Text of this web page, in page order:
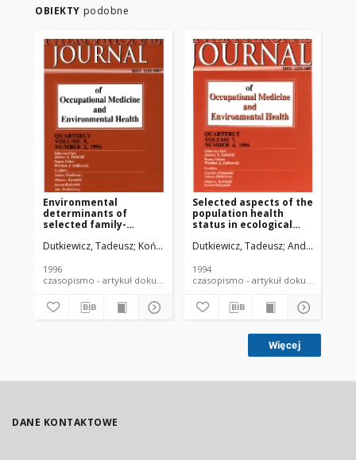
OBIEKTY podobne
Environmental
determinants of
selected family-
indicators
Dutkiewicz, Tadeusz Kończalik, Jerzy Andryszek, Czesław Rachański,
1996
czasopismo - artykuł dokument piśmienniczy
Selected aspects of the
population health
status in ecological
comparison with
area. II. Assessment of
spatial distribution of
Dutkiewicz, Tadeusz Andryszek,
1994
czasopismo - artykuł
Więcej
DANE KONTAKTOWE